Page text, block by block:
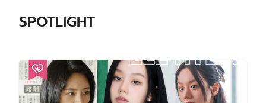
SPOTLIGHT